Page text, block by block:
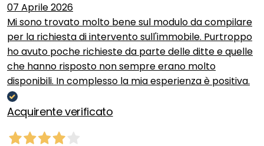
07 Aprile 2026
Mi sono trovato molto bene sul modulo da compilare
per la richiesta di intervento sull'immobile. Purtroppo
ho avuto poche richieste da parte delle ditte e quelle
che hanno risposto non sempre erano molto
disponibili. In complesso la mia esperienza è positiva.
Acquirente verificato